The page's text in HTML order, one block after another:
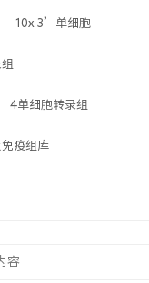
10x 3’单细胞
4单细胞转录组
及免疫组库